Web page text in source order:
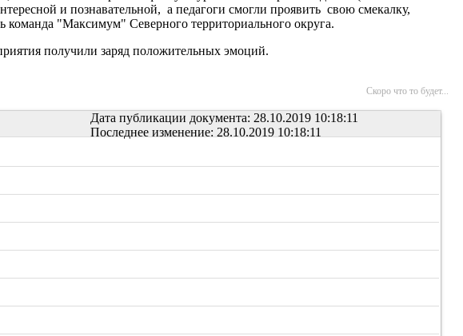
и познавательной, а педагоги смогли проявить свою смекалку,
команда "Максимум" Северного территориального округа.
получили заряд положительных эмоций.
Скоро что то будет...
Дата публикации документа: 28.10.2019 10:18:11
Последнее изменение: 28.10.2019 10:18:11